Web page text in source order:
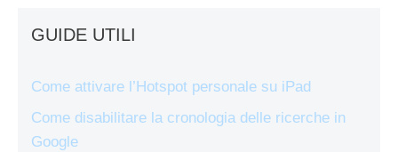
GUIDE UTILI
Come attivare l’Hotspot personale su iPad
Come disabilitare la cronologia delle ricerche in
Google